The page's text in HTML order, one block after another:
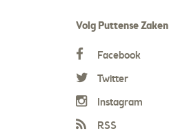
Volg Puttense Zaken
Facebook
Twitter
Instagram
RSS